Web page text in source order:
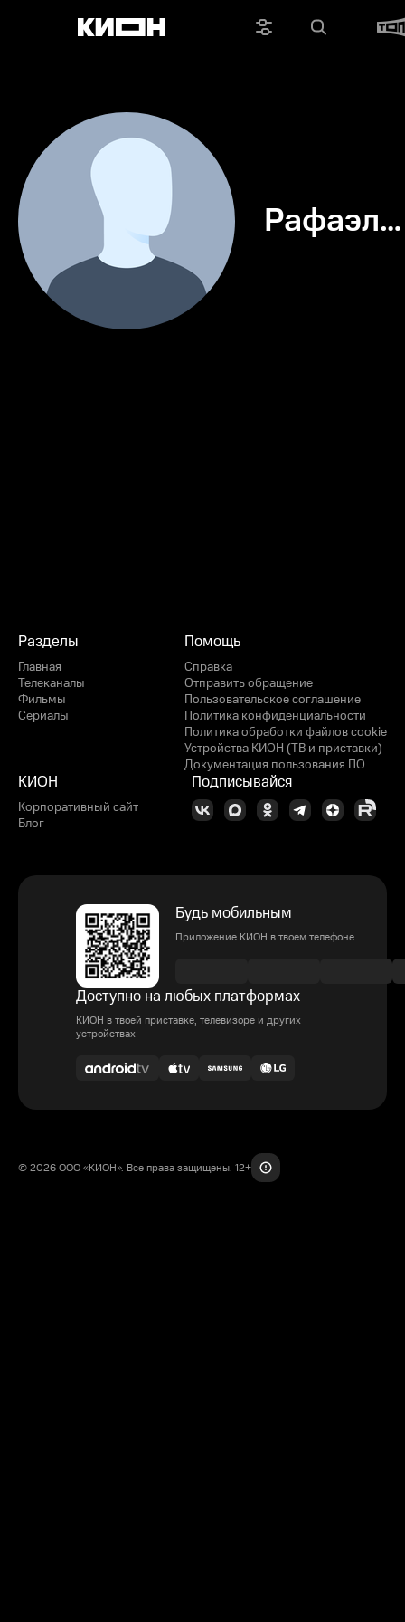
Рафаэль
Разделы
Главная
Телеканалы
Фильмы
Сериалы
Помощь
Справка
Отправить обращение
Пользовательское соглашение
Политика конфиденциальности
Политика обработки файлов cookie
Устройства КИОН (ТВ и приставки)
Документация пользования ПО
КИОН
Корпоративный сайт
Блог
Подписывайся
Будь мобильным
Приложение КИОН в твоем телефоне
Доступно на любых платформах
КИОН в твоей приставке, телевизоре и других
устройствах
© 2026 ООО «КИОН». Все права защищены. 12+